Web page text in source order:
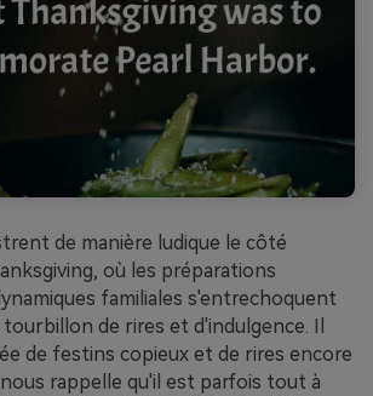
de manière ludique le côté
où les préparations
familiales s'entrechoquent
de rires et d'indulgence. Il
de festins copieux et de rires encore
rappelle qu'il est parfois tout à